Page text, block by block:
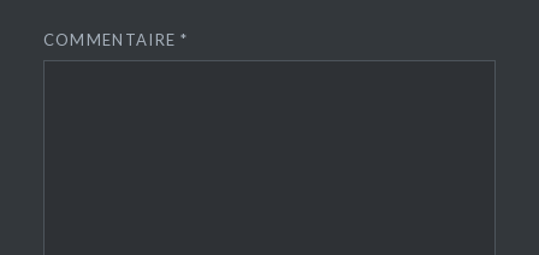
COMMENTAIRE*